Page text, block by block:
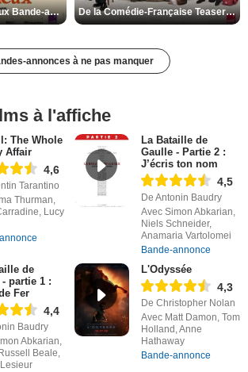
Les Matins merveilleux Bande-annonce VF De la Comédie-Française Teaser VF
annonces à ne pas manquer
à l'affiche
The Whole
Affair
4,6
Tarantino
Thurman,
Lucy
La Bataille de
Gaulle - Partie 2 :
J’écris ton nom
4,5
De Antonin Baudry
Avec Simon Abkarian,
Niels Schneider,
Anamaria Vartolomei
Bande-annonce
de
partie 1 :
Fer
4,4
Baudry
Abkarian,
Beale,
L'Odyssée
4,3
De Christopher Nolan
Avec Matt Damon, Tom
Holland, Anne
Hathaway
Bande-annonce